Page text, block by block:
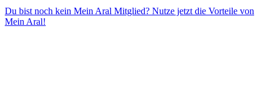
Du bist noch kein Mein Aral Mitglied? Nutze jetzt die Vorteile von
Mein Aral!